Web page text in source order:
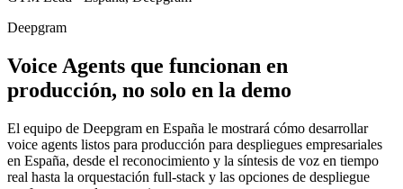
Deepgram
Voice Agents que funcionan en
producción, no solo en la demo
El equipo de Deepgram en España le mostrará cómo desarrollar
voice agents listos para producción para despliegues empresariales
en España, desde el reconocimiento y la síntesis de voz en tiempo
real hasta la orquestación full-stack y las opciones de despliegue